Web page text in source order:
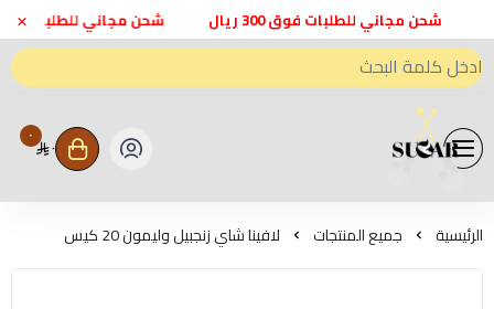
شحن مجاني للطلبات فوق 300 شحن مجاني للطلبات فوق 300 ريال ×
متجر اعواد سكر - Sweeten Sugar
٠ ٠
الرئيسية جميع المنتجات لافينا شاي زنجبيل وليمون 20 كيس